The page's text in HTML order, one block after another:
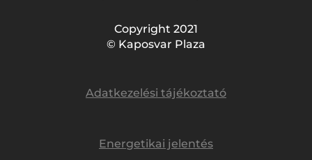
Copyright 2021
© Kaposvar Plaza
Adatkezelési tájékoztató
Energetikai jelentés